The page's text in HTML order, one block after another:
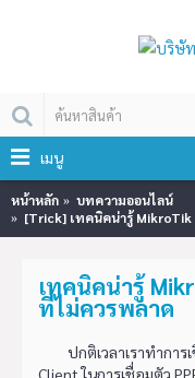
เมนู
หน้าหลัก
บทความออนไลน์
[Trick] เทคนิคน่ารู้ MikroTik
เทคนิคน่ารู้
ที่ไม่ควรพลาด
ปกติเวลาเราทำการเ
Client ในการเชื่อมตัว